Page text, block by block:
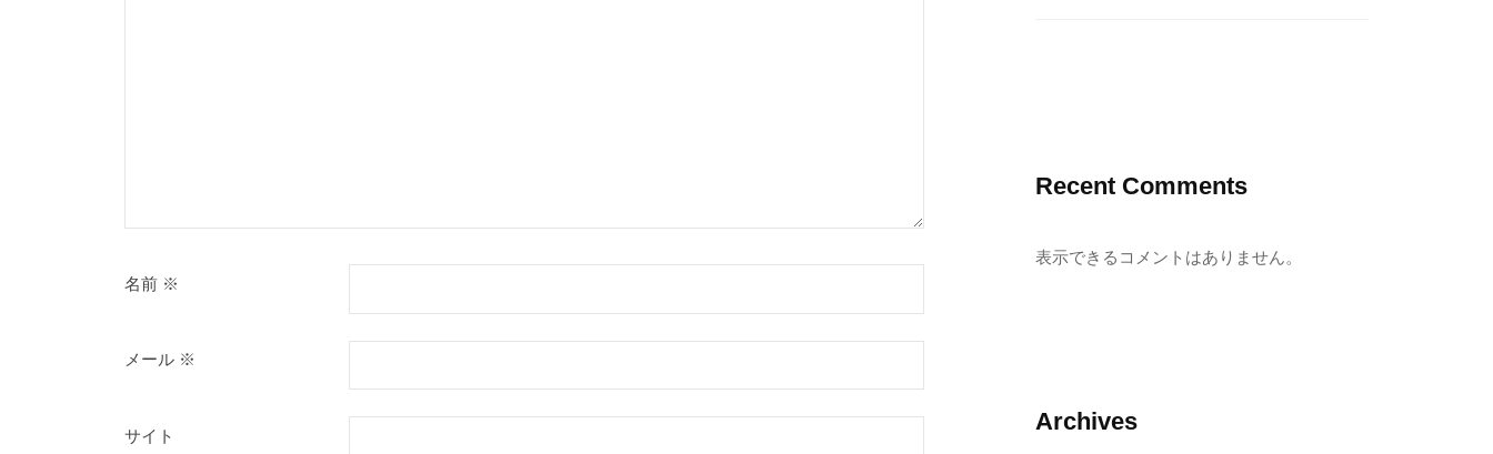
名前 ※
メール ※
サイト
Recent Comments
表示できるコメントはありません。
Archives